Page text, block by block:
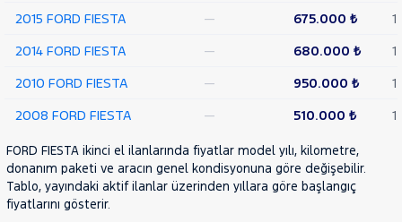
2015 FORD FIESTA — 675.000 ₺
1
2014 FORD FIESTA
— 680.000 ₺
1
2010 FORD FIESTA
— 950.000 ₺
1
2008 FORD FIESTA
— 510.000 ₺ 1
FORD FIESTA ikinci el ilanlarında fiyatlar model yılı, kilometre,
donanım paketi ve aracın genel kondisyonuna göre değişebilir.
Tablo, yayındaki aktif ilanlar üzerinden yıllara göre başlangıç
fiyatlarını gösterir.